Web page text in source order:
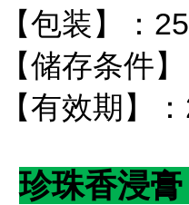
【包装】：
【储存条件
【有效期】
珍珠香浸